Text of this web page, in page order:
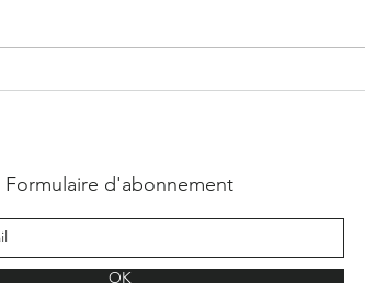
Formulaire d'abonnement
OK